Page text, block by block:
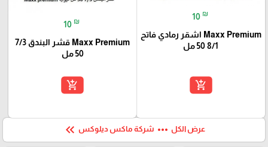
10 ₪
Maxx Premium اشقر رمادي فاتح
8/1 50 مل
add_shopping_cart
10 ₪
Maxx Premium قشر البندق 7/3
50 مل
add_shopping_cart
عرض الكل more_horiz شركة ماكس ديلوكس keyboard_double_arrow_left